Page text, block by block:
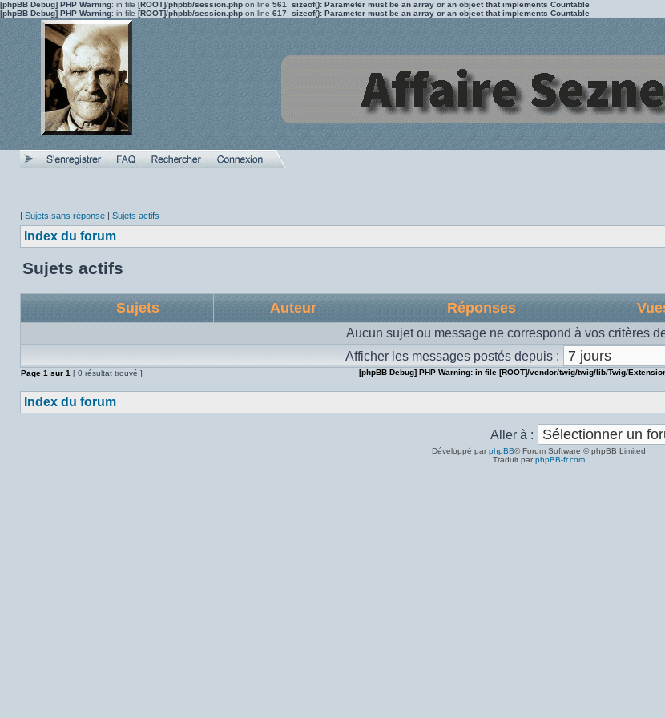
[phpBB Debug] PHP Warning: in file [ROOT]/phpbb/session.php on line 561 : sizeof(): Parameter must be an array or an object that implements Countable
[phpBB Debug] PHP Warning: in file [ROOT]/phpbb/session.php on line 617: sizeof(): Parameter must be an array or an object that implements Countable
| Sujets sans réponse | Sujets actifs
Index du forum
Sujets actifs
Sujets Auteur Réponses
Aucun sujet ou message ne correspond à vos critères
Afficher les messages postés depuis :
Page 1 sur 1 [ 0 résultat trouvé ] [phpBB Debug] PHP Warning: in file [ROOT]/vendor/twig/twig/lib/Twig/
Index du forum
Aller à :
Développé par phpBB® Forum Software © phpBB Limited
Traduit par phpBB-fr.com